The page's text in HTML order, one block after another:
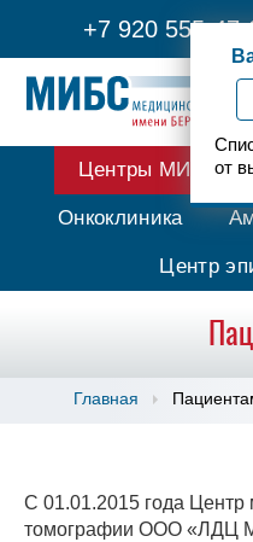
+7 920 555-47-
от
Центры МИБС
Онкоклиника
Центр
Главная
С 01.01.2015 года Центр
томографии ООО «ЛДЦ